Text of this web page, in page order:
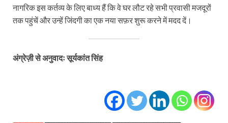
नागरिक इस कर्तव्य के लिए बाध्य हैं कि वे घर लौट रहे सभी प्रवासी मजदूरों
तक पहुंचें और उन्हें जिंदगी का एक नया सफ़र शुरू करने में मदद दें।
अंग्रेज़ी से अनुवादः सूर्यकांत सिंह